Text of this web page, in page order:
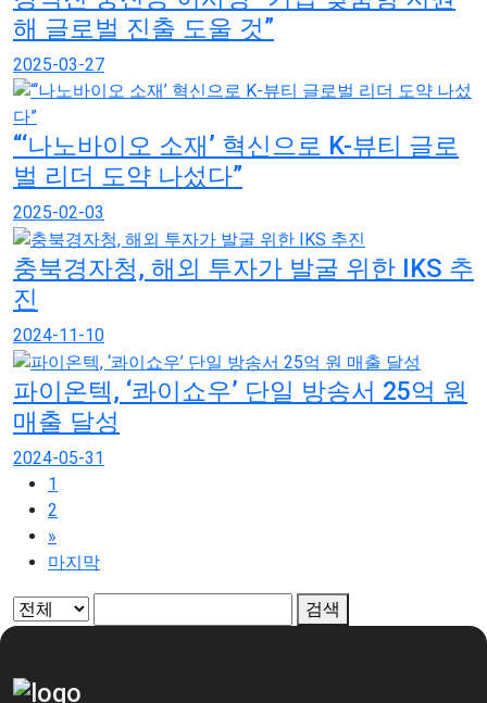
해 글로벌 진출 도울 것”
2025-03-27
“‘나노바이오 소재’ 혁신으로 K-뷰티 글로
벌 리더 도약 나섰다”
2025-02-03
충북경자청, 해외 투자가 발굴 위한 IKS 추
진
2024-11-10
파이온텍, ‘콰이쇼우’ 단일 방송서 25억 원
매출 달성
2024-05-31
1
2
»
마지막
검색